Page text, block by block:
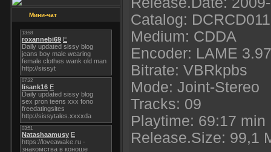
Мини-чат
Catalog: DCRCD011
Medium: CDDA
Encoder: LAME 3.97
Bitrate: VBRkpbs
Mode: Joint-Stereo
Tracks: 09
Playtime: 69:17 min
Release.Size: 99,1